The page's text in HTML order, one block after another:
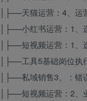
││├──天猫运营：4、
││├──小红书运营：1、
││├──短视频运营：1、
││├──工具5基础岗位执
││├──私域销售3、：
││├──短视频运营：2